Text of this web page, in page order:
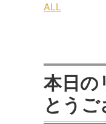
ALL
本日の
とうご